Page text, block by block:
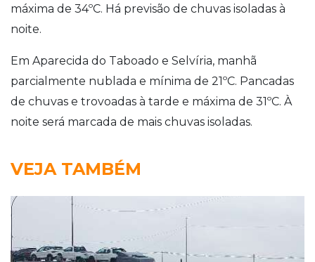
máxima de 34ºC. Há previsão de chuvas isoladas à
noite.
Em Aparecida do Taboado e Selvíria, manhã
parcialmente nublada e mínima de 21ºC. Pancadas
de chuvas e trovoadas à tarde e máxima de 31ºC. À
noite será marcada de mais chuvas isoladas.
VEJA TAMBÉM